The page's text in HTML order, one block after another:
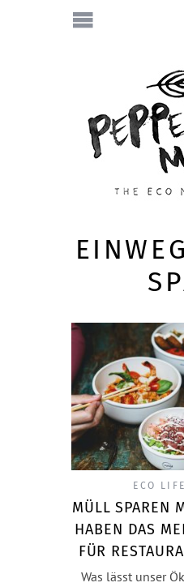
ECO
MÜLL SPAREN
HABEN DAS
FÜR
Was lässt unser